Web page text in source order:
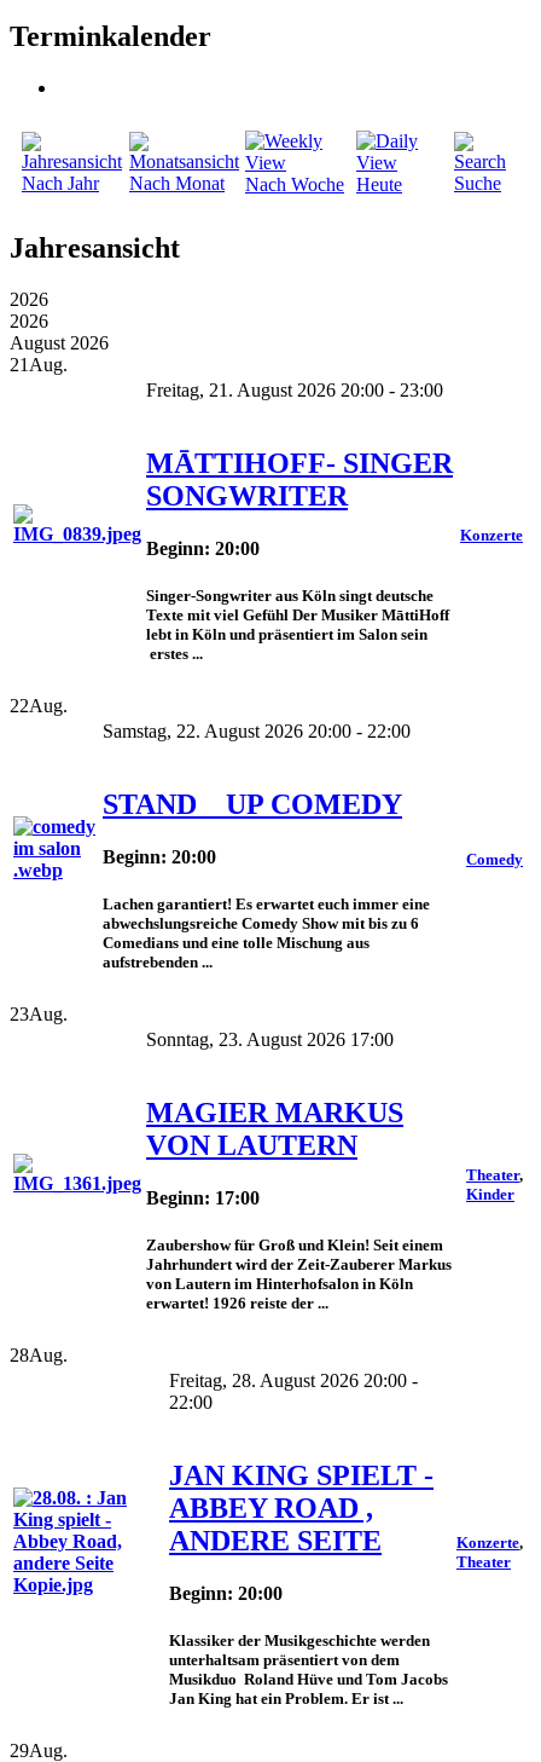
Terminkalender
Nach Jahr Nach Monat Nach Woche Heute Suche
Jahresansicht
2026
2026
August 2026
21 Aug.
Freitag, 21. August 2026 20:00 - 23:00
MĀTTIHOFF- SINGER
SONGWRITER
Beginn: 20:00
Singer-Songwriter aus Köln singt deutsche
Texte mit viel Gefühl Der Musiker MāttiHoff
lebt in Köln und präsentiert im Salon sein
erstes ...
Konzerte
22Aug.
Samstag, 22. August 2026 20:00 - 22:00
STAND _ UP COMEDY
Beginn: 20:00
Lachen garantiert! Es erwartet euch immer eine
abwechslungsreiche Comedy Show mit bis zu 6
Comedians und eine tolle Mischung aus
aufstrebenden ...
Comedy
23Aug.
Sonntag, 23. August 2026 17:00
MAGIER MARKUS
VON LAUTERN
Beginn: 17:00
Zaubershow für Groß und Klein! Seit einem
Jahrhundert wird der Zeit-Zauberer Markus
von Lautern im Hinterhofsalon in Köln
erwartet! 1926 reiste der ...
Theater,
Kinder
28Aug.
Freitag, 28. August 2026 20:00 -
22:00
JAN KING SPIELT -
ABBEY ROAD ,
ANDERE SEITE
Beginn: 20:00
Klassiker der Musikgeschichte werden
unterhaltsam präsentiert von dem
Musikduo Roland Hüve und Tom Jacobs
Jan King hat ein Problem. Er ist ...
Konzerte,
Theater
29Aug.